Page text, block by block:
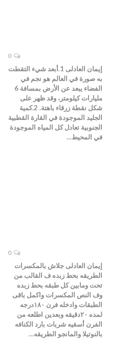
0
إيمان العادلى 1.أبعد شيء التقطت
به صورة في العالم هو نجم في
الفضاء يبعد عن الأرض بمسافة 6
مليارات كيلومتر، وقد ظهر على
شكل نقطة زرقاء باهتة. 2.كمية
الجليد الموجودة في القارة القطبية
الجنوبية تعادل كل المياه الموجودة
في المحيط…
0
إيمان العادلى جلاش بالمكسرات
الطريقه بحط زبده ف القالب من
تحت ومابين كل طبقه بحط زبده
وف النص المكسرات واكمل باقى
الطبقات وادخله فرن ١٨٠درجه
لمده ٢٠دقيقه وبعدين اطلعه من
الفرن أسقيه شربات بارد الكنافه
بالنوتيلا والمانجو الطريقه…